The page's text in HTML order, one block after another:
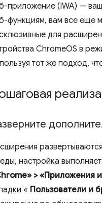
приложение (IWA) —
функциям, вам все еще
для
ChromeOS в
тот же подход,
настройка
> «Приложения
« Пользователи и